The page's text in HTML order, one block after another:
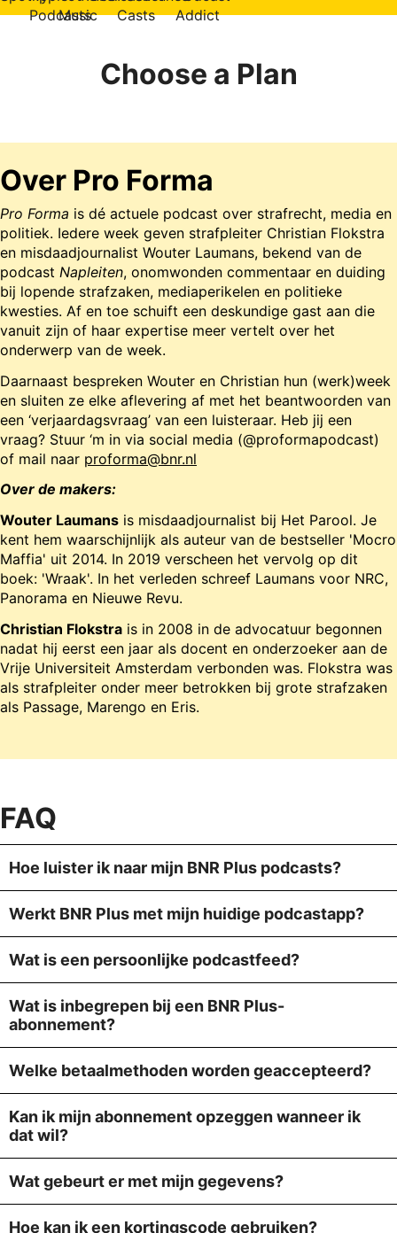
Choose a Plan
Over Pro Forma
Pro Forma is dé actuele podcast over strafrecht, media en
politiek. Iedere week geven strafpleiter Christian Flokstra
en misdaadjournalist Wouter Laumans, bekend van de
podcast Napleiten, onomwonden commentaar en duiding
bij lopende strafzaken, mediaperikelen en politieke
kwesties. Af en toe schuift een deskundige gast aan die
vanuit zijn of haar expertise meer vertelt over het
onderwerp van de week.
Daarnaast bespreken Wouter en Christian hun (werk)week
en sluiten ze elke aflevering af met het beantwoorden van
een ‘verjaardagsvraag’ van een luisteraar. Heb jij een
vraag? Stuur ‘m in via social media (@proformapodcast)
of mail naar proforma@bnr.nl
Over de makers:
Wouter Laumans is misdaadjournalist bij Het Parool. Je
kent hem waarschijnlijk als auteur van de bestseller 'Mocro
Maffia' uit 2014. In 2019 verscheen het vervolg op dit
boek: 'Wraak'. In het verleden schreef Laumans voor NRC,
Panorama en Nieuwe Revu.
Christian Flokstra is in 2008 in de advocatuur begonnen
nadat hij eerst een jaar als docent en onderzoeker aan de
Vrije Universiteit Amsterdam verbonden was. Flokstra was
als strafpleiter onder meer betrokken bij grote strafzaken
als Passage, Marengo en Eris.
FAQ
Hoe luister ik naar mijn BNR Plus podcasts?
Werkt BNR Plus met mijn huidige podcastapp?
Wat is een persoonlijke podcastfeed?
Wat is inbegrepen bij een BNR Plus-
abonnement?
Welke betaalmethoden worden geaccepteerd?
Kan ik mijn abonnement opzeggen wanneer ik
dat wil?
Wat gebeurt er met mijn gegevens?
Hoe kan ik een kortingscode gebruiken?